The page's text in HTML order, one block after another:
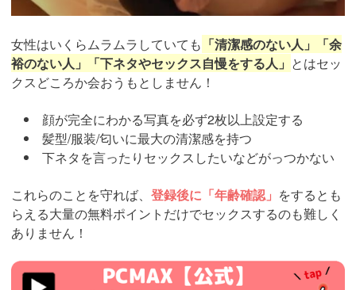
女性はいくらムラムラしていても 「清潔感のない人」「余
裕のない人」「下ネタやセックス自慢をする人」 とはセッ
クスどころか会おうもとしません！
顔が完全にわかる写真を必ず2枚以上設定する
髪型/服装/匂いに最大の清潔感を持つ
下ネタを言ったりセックスしたいなどがっつかない
これらのことを守れば、 登録後に「年齢確認」 をするとも
らえる大量の無料ポイントだけでセックスするのも難しく
ありません！
https://pcmax.jp/lp/?
ad_id=rm327007